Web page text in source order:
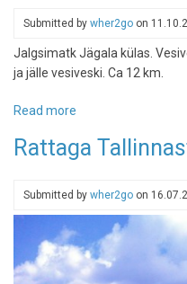
Nokia
800
nutitelefoniga
Submitted by wher2go on
Jalgsimatk Jägala külas.
ja jälle vesiveski. Ca 12 km.
Read more
külas,
oktoober
Rattaga
Submitted by wher2go on